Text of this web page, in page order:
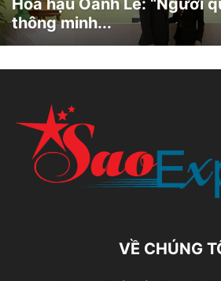
Hoa hậu Oanh Lê: “Người
thông minh...
VỀ CHÚNG